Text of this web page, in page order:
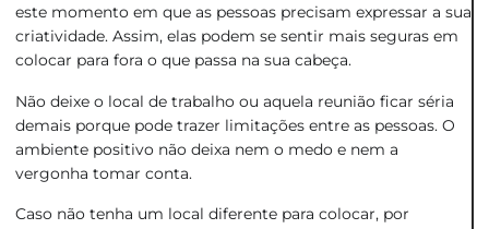
este momento em que as pessoas precisam expressar a sua
criatividade. Assim, elas podem se sentir mais seguras em
colocar para fora o que passa na sua cabeça.
Não deixe o local de trabalho ou aquela reunião ficar séria
demais porque pode trazer limitações entre as pessoas. O
ambiente positivo não deixa nem o medo e nem a
vergonha tomar conta.
Caso não tenha um local diferente para colocar, por